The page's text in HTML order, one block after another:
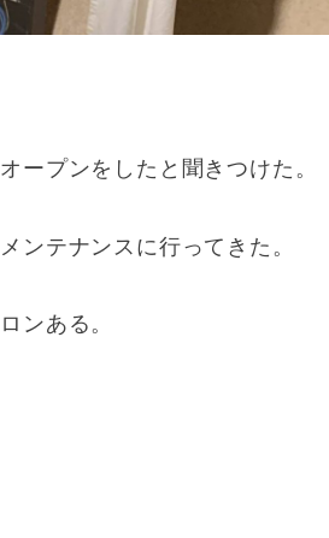
ープンをしたと聞きつけた。
ンテナンスに行ってきた。
ンある。